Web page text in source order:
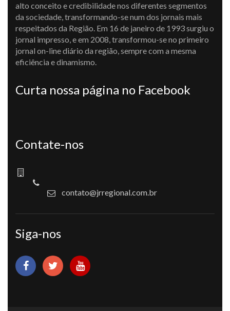
alto conceito e credibilidade nos diferentes segmentos
da sociedade, transformando-se num dos jornais mais
respeitados da Região. Em 16 de janeiro de 1993 surgiu o
jornal impresso, e em 2008, transformou-se no primeiro
jornal on-line diário da região, sempre com a mesma
eficiência e dinamismo.
Curta nossa página no Facebook
Contate-nos
contato@jrregional.com.br
Siga-nos